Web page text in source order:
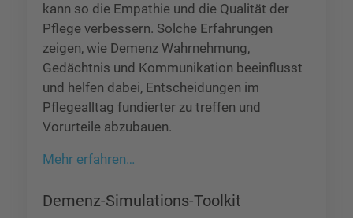
kann so die Empathie und die Qualität der
Pflege verbessern. Solche Erfahrungen
zeigen, wie Demenz Wahrnehmung,
Gedächtnis und Kommunikation beeinflusst
und helfen dabei, Entscheidungen im
Pflegealltag fundierter zu treffen und
Vorurteile abzubauen.
Mehr erfahren…
Demenz-Simulations-Toolkit